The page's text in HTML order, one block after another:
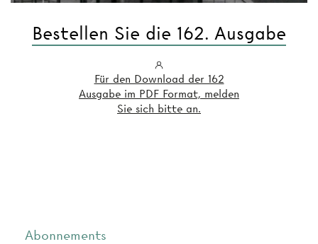
Bestellen Sie die 162. Ausgabe
Für den Download der 162
Ausgabe im PDF Format, melden
Sie sich bitte an.
Abonnements